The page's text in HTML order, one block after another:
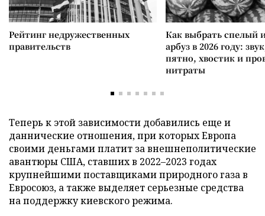
Рейтинг недружественных
правительств
Как выбрать спелый
арбуз в 2026 году:
пятно, хвостик и
нитраты
Теперь к этой зависимости добавились еще и
даннические отношения, при которых Европа
своими деньгами платит за внешнеполитические
авантюры США, ставших в 2022–2023 годах
крупнейшими поставщиками природного газа в
Евросоюз, а также выделяет серьезные средства
на поддержку киевского режима.